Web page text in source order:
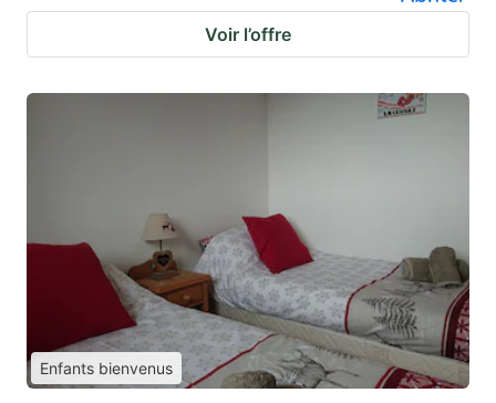
Voir l’offre
Enfants bienvenus